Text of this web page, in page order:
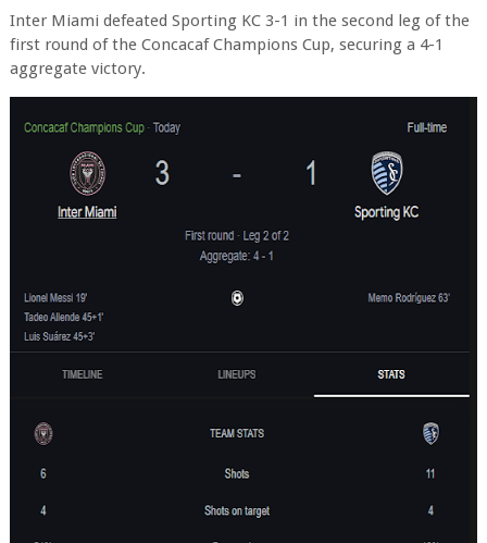
Inter Miami defeated Sporting KC 3-1 in the second leg of the
first round of the Concacaf Champions Cup, securing a 4-1
aggregate victory.